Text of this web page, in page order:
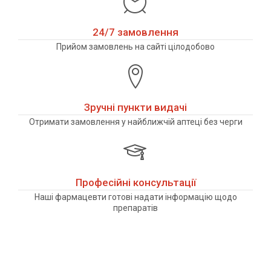
24/7 замовлення
Прийом замовлень на сайті цілодобово
Зручні пункти видачі
Отримати замовлення у найближчій аптеці без черги
Професійні консультації
Наші фармацевти готові надати інформацію щодо
препаратів